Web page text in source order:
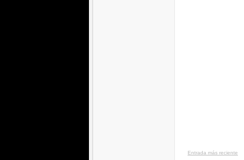
Entrada más reciente